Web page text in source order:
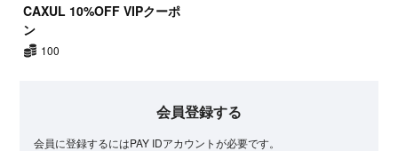
CAXUL 10%OFF VIPクーポ
ン
100
会員登録する
会員に登録するにはPAY IDアカウントが必要です。